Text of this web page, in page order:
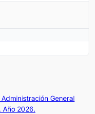
General
Año 2026.